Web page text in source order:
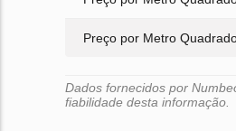
Preço por Metro
Dados fornecidos por
fiabilidade desta informação.